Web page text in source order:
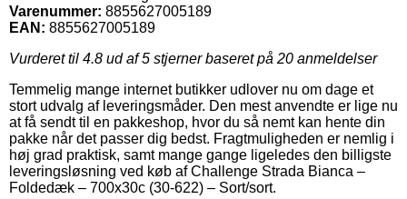
Varenummer: 8855627005189
EAN: 8855627005189
Vurderet til 4.8 ud af 5 stjerner baseret på 20 anmeldelser
Temmelig mange internet butikker udlover nu om dage et
stort udvalg af leveringsmåder. Den mest anvendte er lige nu
at få sendt til en pakkeshop, hvor du så nemt kan hente din
pakke når det passer dig bedst. Fragtmuligheden er nemlig i
høj grad praktisk, samt mange gange ligeledes den billigste
leveringsløsning ved køb af Challenge Strada Bianca –
Foldedæk – 700x30c (30-622) – Sort/sort.